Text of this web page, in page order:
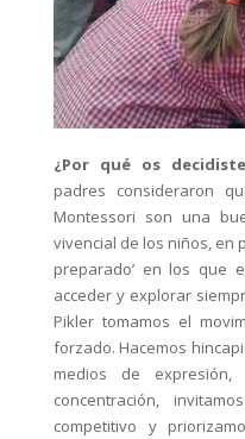
¿Por qué os
padres consideraron
Montessori son una
vivencial de los niños, en
preparado’ en los que
acceder y explorar
Pikler tomamos el
forzado. Hacemos
medios de
concentración,
competitivo y